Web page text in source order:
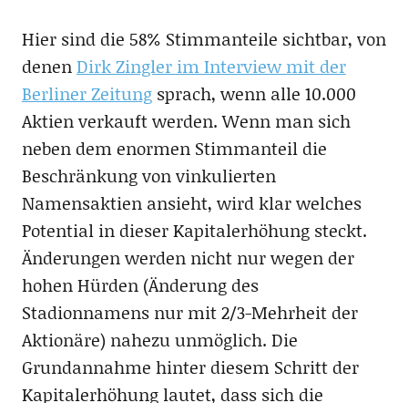
Hier sind die 58% Stimmanteile sichtbar, von
denenDirk Zingler im Interview mit der
Berliner Zeitungsprach, wenn alle 10.000
Aktien verkauft werden. Wenn man sich
neben dem enormen Stimmanteil die
Beschränkung von vinkulierten
Namensaktien ansieht, wird klar welches
Potential in dieser Kapitalerhöhung steckt.
Änderungen werden nicht nur wegen der
hohen Hürden (Änderung des
Stadionnamens nur mit 2/3-Mehrheit der
Aktionäre) nahezu unmöglich. Die
Grundannahme hinter diesem Schritt der
Kapitalerhöhung lautet, dass sich die